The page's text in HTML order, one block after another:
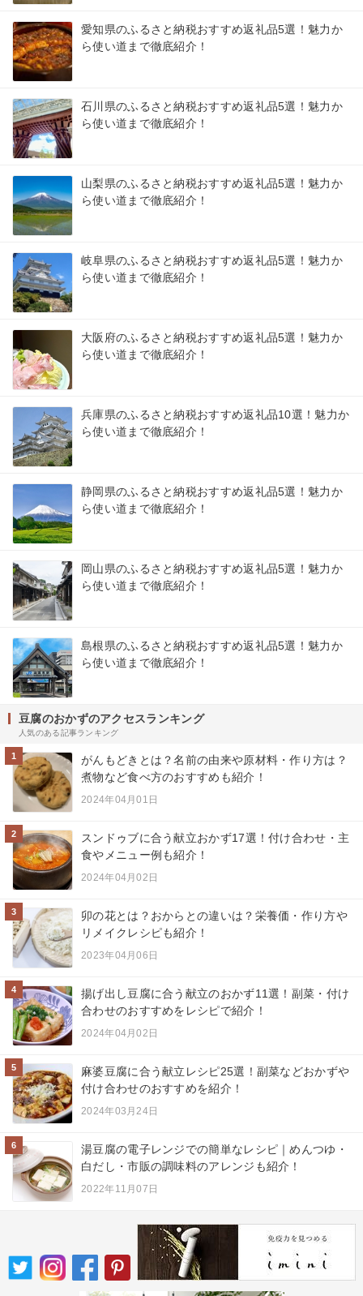
愛知県のふるさと納税おすすめ返礼品5選！魅力か
ら使い道まで徹底紹介！
石川県のふるさと納税おすすめ返礼品5選！魅力か
ら使い道まで徹底紹介！
山梨県のふるさと納税おすすめ返礼品5選！魅力か
ら使い道まで徹底紹介！
岐阜県のふるさと納税おすすめ返礼品5選！魅力か
ら使い道まで徹底紹介！
大阪府のふるさと納税おすすめ返礼品5選！魅力か
ら使い道まで徹底紹介！
兵庫県のふるさと納税おすすめ返礼品10選！魅力か
ら使い道まで徹底紹介！
静岡県のふるさと納税おすすめ返礼品5選！魅力か
ら使い道まで徹底紹介！
岡山県のふるさと納税おすすめ返礼品5選！魅力か
ら使い道まで徹底紹介！
島根県のふるさと納税おすすめ返礼品5選！魅力か
ら使い道まで徹底紹介！
豆腐のおかずのアクセスランキング
人気のある記事ランキング
1
がんもどきとは？名前の由来や原材料・作り方は？
煮物など食べ方のおすすめも紹介！
2024年04月01日
2
スンドゥブに合う献立おかず17選！付け合わせ・主
食やメニュー例も紹介！
2024年04月02日
3
卯の花とは？おからとの違いは？栄養価・作り方や
リメイクレシピも紹介！
2023年04月06日
4
揚げ出し豆腐に合う献立のおかず11選！副菜・付け
合わせのおすすめをレシピで紹介！
2024年04月02日
5
麻婆豆腐に合う献立レシピ25選！副菜などおかずや
付け合わせのおすすめを紹介！
2024年03月24日
6
湯豆腐の電子レンジでの簡単なレシピ｜めんつゆ・
白だし・市販の調味料のアレンジも紹介！
2022年11月07日